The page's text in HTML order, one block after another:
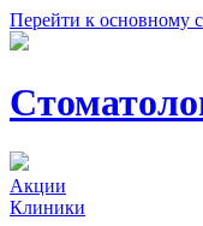
Перейти к основному
Акции
Клиники